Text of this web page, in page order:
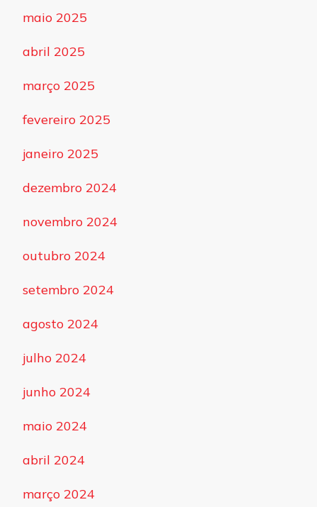
maio 2025
abril 2025
março 2025
fevereiro 2025
janeiro 2025
dezembro 2024
novembro 2024
outubro 2024
setembro 2024
agosto 2024
julho 2024
junho 2024
maio 2024
abril 2024
março 2024